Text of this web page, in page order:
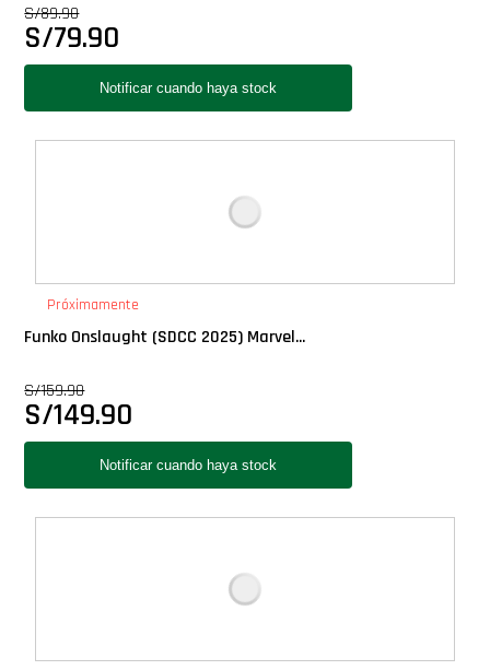
Llaveros Pop
Moments
Plush
Pop Nook (Rincon)
Pop Regular
Pop Rides
S/89.90
S/79.90
Próximamente
Funko Onslaught (SDCC 2025) Marvel...
S/159.90
S/149.90